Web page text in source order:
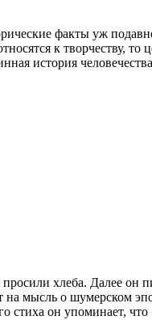
факты уж
к творчеству, то
история
хлеба. Далее он
мысль о шумерском
стиха он упоминает,